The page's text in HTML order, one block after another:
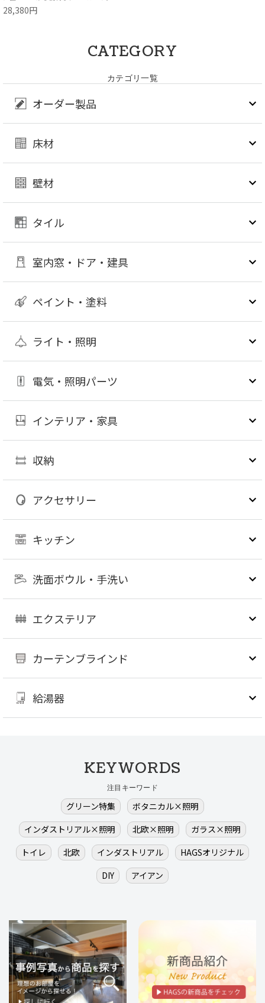
28,380円
CATEGORY
カテゴリ一覧
オーダー製品
床材
壁材
タイル
室内窓・ドア・建具
ペイント・塗料
ライト・照明
電気・照明パーツ
インテリア・家具
収納
アクセサリー
キッチン
洗面ボウル・手洗い
エクステリア
カーテンブラインド
給湯器
KEYWORDS
注目キーワード
グリーン特集
ボタニカル×照明
インダストリアル×照明
北欧×照明
ガラス×照明
トイレ
北欧 インダストリアル
HAGSオリジナル
DIY
アイアン